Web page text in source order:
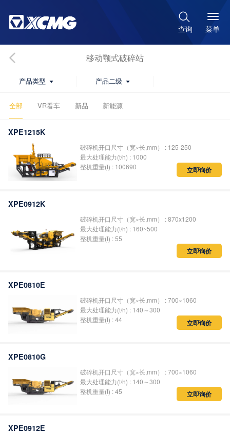

查询 菜单
移动颚式破碎站
产品类型  产品二级 
全部 VR看车 新品 新能源
XPE1215K
破碎机开口尺寸（宽×长,mm） : 125-250
最大处理能力(t/h) : 1000
整机重量(t) : 100690
立即询价
XPE0912K
破碎机开口尺寸（宽×长,mm） : 870x1200
最大处理能力(t/h) : 160~500
整机重量(t) : 55
立即询价
XPE0810E
破碎机开口尺寸（宽×长,mm） : 700×1060
最大处理能力(t/h) : 140～300
整机重量(t) : 44
立即询价
XPE0810G
破碎机开口尺寸（宽×长,mm） : 700×1060
最大处理能力(t/h) : 140～300
整机重量(t) : 45
立即询价
XPE0912E